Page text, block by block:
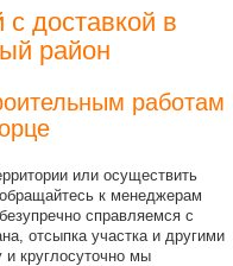
доставкой в
район
работам
или осуществить
к менеджерам
справляемся с
отсыпка участка и другими
круглосуточно мы